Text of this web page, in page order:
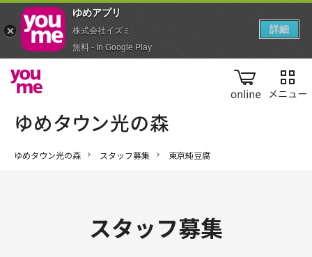
online
ゆめタウン光の森 スタッフ募集 東京純豆腐
スタッフ募集
ゆめアプ‪リ‬
株式会社イズミ
無料 - In Google Play
詳細